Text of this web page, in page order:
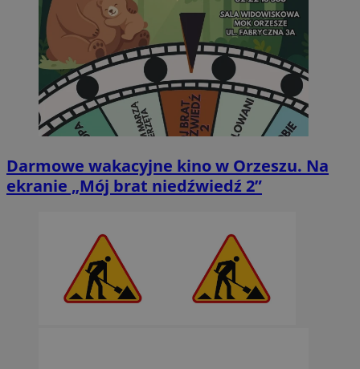
Darmowe wakacyjne kino w Orzeszu. Na
ekranie „Mój brat niedźwiedź 2”